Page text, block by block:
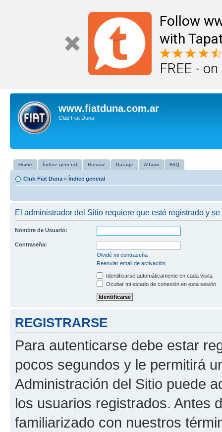
Follow
with
FREE -
www.fiatduna.com.ar
Club Fiat Duna
Home Índice general Buscar Garage Album FAQ
Club Fiat Duna » Índice general
El administrador del Sitio requiere que esté registrado y
Nombre de Usuario:
Contraseña:
Olvidé mi contraseña
Reenviar email de activación
Identificarse automáticamente en cada visita
Ocultar mi estado de conexión en esta sesión
REGISTRARSE
Para autenticarse debe estar
pocos segundos y le permitirá
Administración del Sitio puede
los usuarios registrados. Antes
familiarizado con nuestros